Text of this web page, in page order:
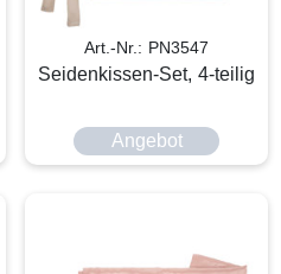
Art.-Nr.: PN3547
Seidenkissen-Set, 4-teilig
Angebot